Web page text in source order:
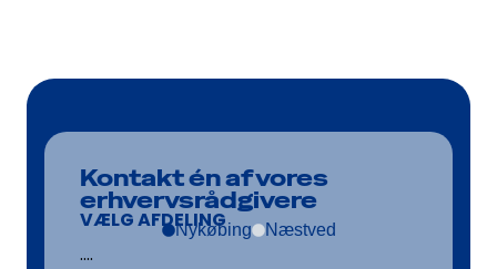
Kontakt én af vores
erhvervsrådgivere
VÆLG AFDELING
Nykøbing Næstved
....